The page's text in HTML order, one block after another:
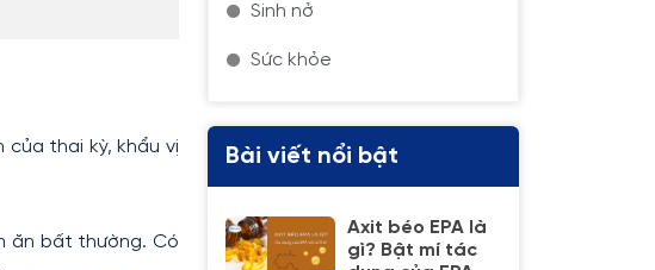
thai kỳ, khẩu vị
ăn bất thường. Có
Sinh nở
Sức khỏe
Bài viết nổi bật
Axit béo EPA là
gì? Bật mí tác